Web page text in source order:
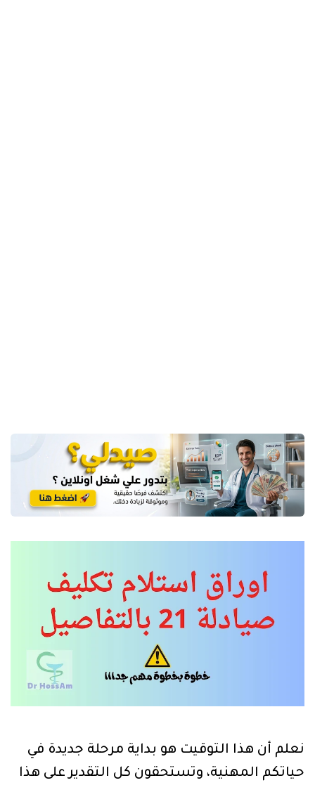
نعلم أن هذا التوقيت هو بداية مرحلة جديدة في
حياتكم المهنية، وتستحقون كل التقدير على هذا